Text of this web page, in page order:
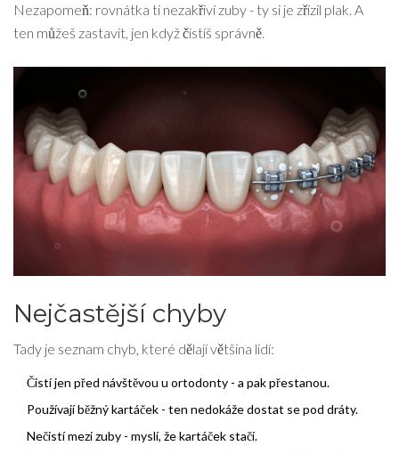
Nezapomeň: rovnátka ti nezakřiví zuby - ty si je zřízil plak. A
ten můžeš zastavit, jen když čistíš správně.
Nejčastější chyby
Tady je seznam chyb, které dělají většina lidí:
Čistí jen před návštěvou u ortodonty - a pak přestanou.
Používají běžný kartáček - ten nedokáže dostat se pod dráty.
Nečistí mezi zuby - myslí, že kartáček stačí.